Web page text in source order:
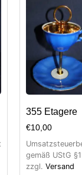
355 Etagere
€10,00
gemäß UStG
zzgl. Versand